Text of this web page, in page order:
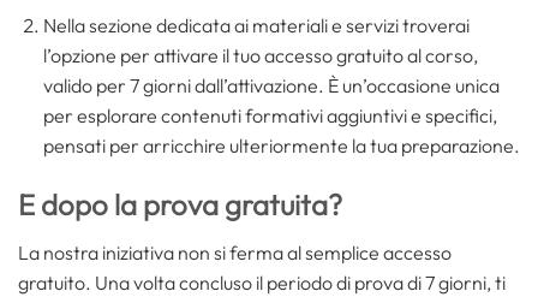
Nella sezione dedicata ai materiali e servizi troverai
l’opzione per attivare il tuo accesso gratuito al corso,
valido per 7 giorni dall’attivazione. È un’occasione unica
per esplorare contenuti formativi aggiuntivi e specifici,
pensati per arricchire ulteriormente la tua preparazione.
E dopo la prova gratuita?
La nostra iniziativa non si ferma al semplice accesso
gratuito. Una volta concluso il periodo di prova di 7 giorni, ti